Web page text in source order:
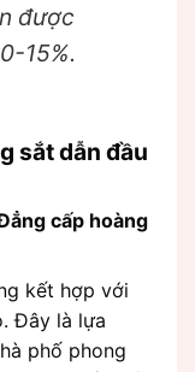
được
15%.
sắt dẫn đầu
cấp hoàng
kết hợp với
Đây là lựa
phố phong